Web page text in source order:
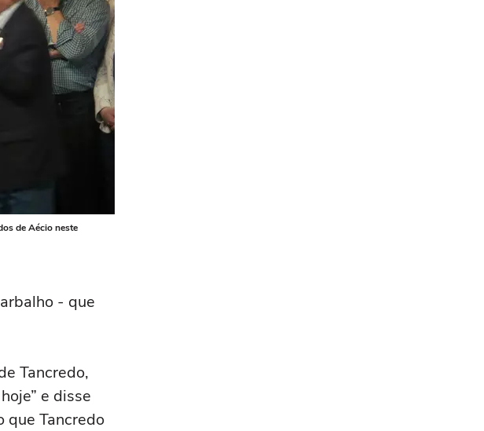
de Aécio neste
- que
Tancredo,
e disse
que Tancredo